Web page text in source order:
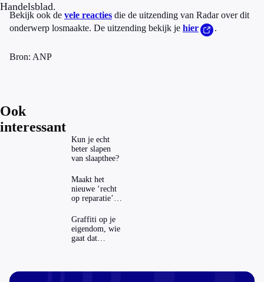
Handelsblad.
Bekijk ook de vele reacties die de uitzending van Radar over dit
onderwerp losmaakte. De uitzending bekijk je hier .
Bron: ANP
Ook
interessant
Kun je echt
beter slapen
van slaapthee?
Maakt het
nieuwe ‘recht
op reparatie’
echt
aantrekkelijker?
Graffiti op je
eigendom, wie
gaat dat